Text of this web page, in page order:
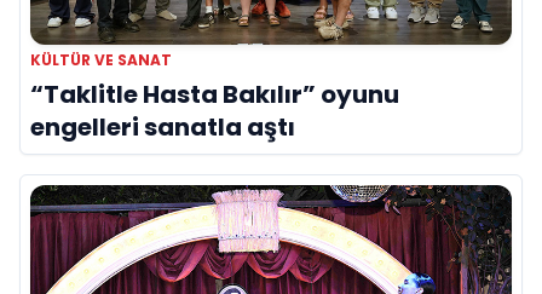
KÜLTÜR VE SANAT
“Taklitle Hasta Bakılır” oyunu
engelleri sanatla aştı